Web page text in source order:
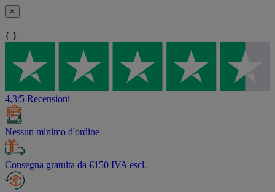
×
{ }
4,3/5 Recensioni
Nessun minimo d'ordine
Consegna gratuita da €150 IVA escl.